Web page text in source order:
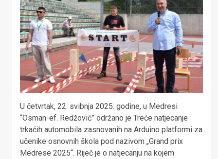
U četvrtak, 22. svibnja 2025. godine, u Medresi
“Osman-ef. Redžović” održano je Treće natjecanje
trkaćih automobila zasnovanih na Arduino platformi za
učenike osnovnih škola pod nazivom „Grand prix
Medrese 2025“. Riječ je o natjecanju na kojem